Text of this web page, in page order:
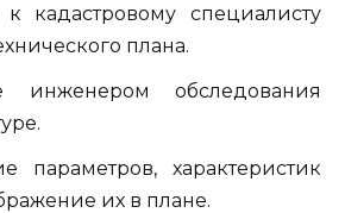
кадастровому специалисту
плана.
инженером обследования
параметров, характеристик
их в плане.